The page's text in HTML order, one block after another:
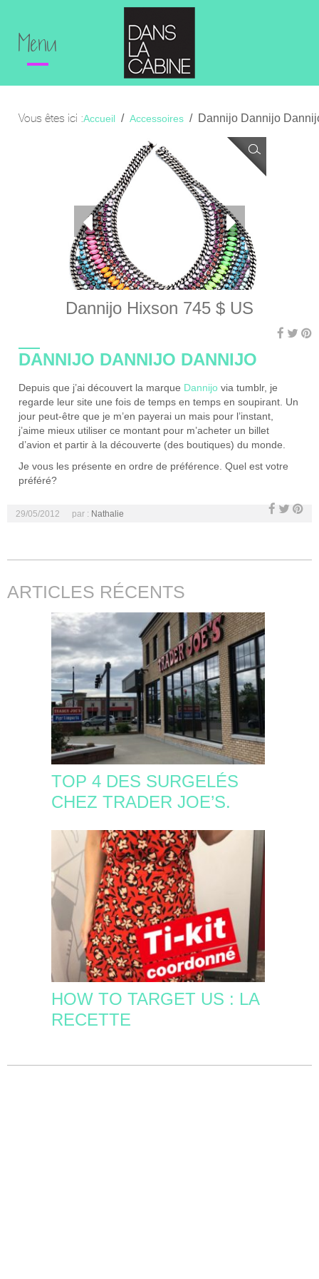
Menu
Vous êtes ici :Accueil Accessoires Dannijo Dannijo
Dannijo Hixson 745 $ US
DANNIJO DANNIJO DANNIJO
Depuis que j’ai découvert la marque Dannijo via tumblr, je
regarde leur site une fois de temps en temps en soupirant. Un
jour peut-être que je m’en payerai un mais pour l’instant,
j’aime mieux utiliser ce montant pour m’acheter un billet
d’avion et partir à la découverte (des boutiques) du monde.
Je vous les présente en ordre de préférence. Quel est votre
préféré?
29/05/2012 par : Nathalie
ARTICLES RÉCENTS
TOP 4 DES SURGELÉS
CHEZ TRADER JOE’S.
HOW TO TARGET US : LA
RECETTE